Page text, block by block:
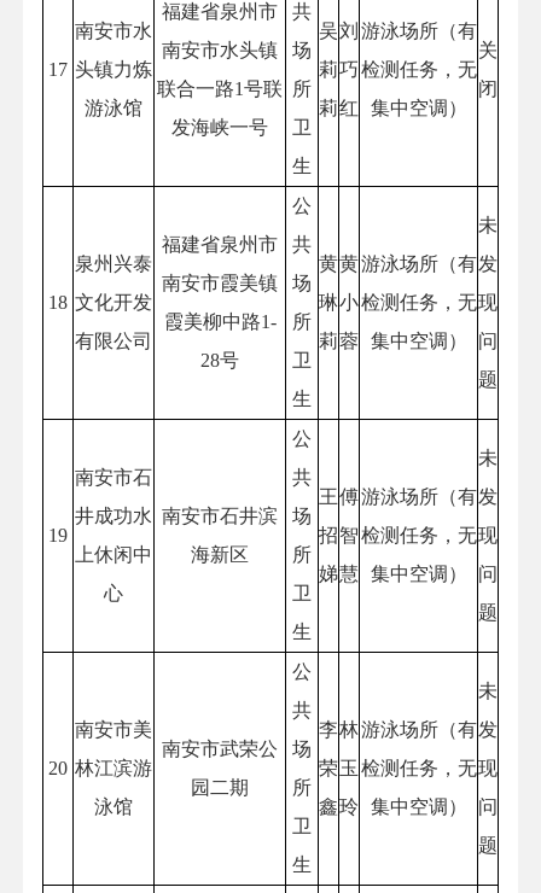
17
南安市水
头镇力炼
游泳馆
福建省泉州市
南安市水头镇
联合一路1号联
发海峡一号
共
场
所
卫
生
吴
莉
莉
刘
巧
红
游泳场所（有
检测任务，无
集中空调）
关
闭
18
泉州兴泰
文化开发
有限公司
福建省泉州市
南安市霞美镇
霞美柳中路1-
28号
公
共
场
所
卫
生
黄
琳
莉
黄
小
蓉
游泳场所（有
检测任务，无
集中空调）
未
发
现
问
题
19
南安市石
井成功水
上休闲中
心
南安市石井滨
海新区
公
共
场
所
卫
生
王
招
娣
傅
智
慧
游泳场所（有
检测任务，无
集中空调）
未
发
现
问
题
20
南安市美
林江滨游
泳馆
南安市武荣公
园二期
公
共
场
所
卫
生
李
荣
鑫
林
玉
玲
游泳场所（有
检测任务，无
集中空调）
未
发
现
问
题